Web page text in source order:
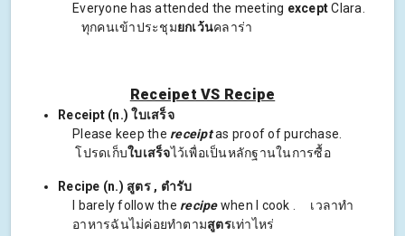
Everyone has attended the meeting exceptClara.
ทุกคนเข้าประชุมยกเว้นคลาร่า
Receipet VS Recipe
Receipt (n.) ใบเสร็จ
Please keep the receiptas proof of purchase.
โปรดเก็บใบเสร็จไว้เพื่อเป็นหลักฐานในการซื้อ
Recipe (n.) สูตร , ตำรับ
I barely follow the recipe when I cook . เวลาทำ
อาหารฉันไม่ค่อยทำตามสูตรเท่าไหร่